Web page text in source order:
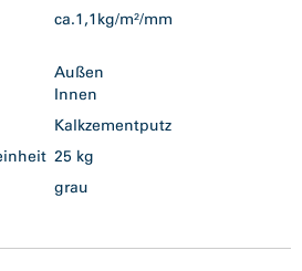
ca.1,1kg/m²/mm
Außen
Innen
Kalkzementputz
25 kg
grau